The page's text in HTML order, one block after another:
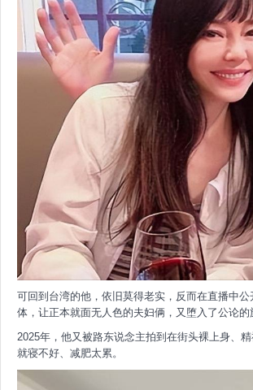
可回到台湾的他，依旧莫得老实，反而在直播中
体，让正本就面无人色的夫妇俩，又堕入了公论的
2025年，他又被路东说念主拍到在街头裸上身、
就寝不好、减肥太累。